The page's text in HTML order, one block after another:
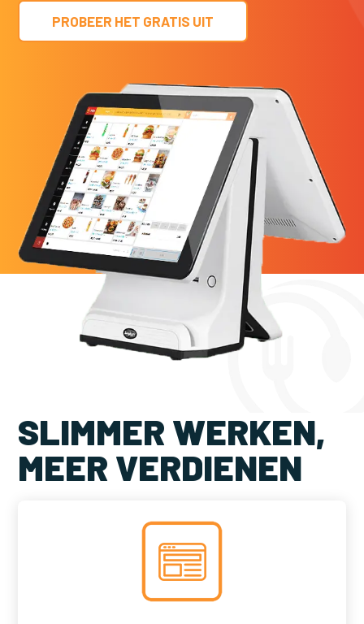
PROBEER HET GRATIS UIT
SLIMMER WERKEN,
MEER VERDIENEN